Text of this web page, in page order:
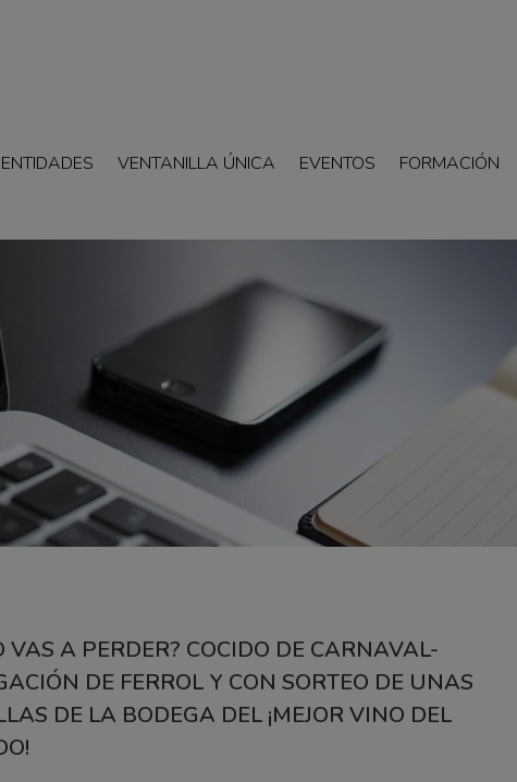
VENTANILLA ÚNICA EVENTOS FORMACIÓN
VAS A PERDER? COCIDO DE CARNAVAL-
DE FERROL Y CON SORTEO DE UNAS
DE LA BODEGA DEL ¡MEJOR VINO DEL